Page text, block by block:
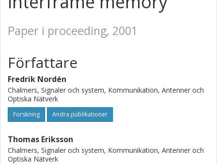
Paper i proceeding, 2001
Författare
Fredrik Nordén
Chalmers, Signaler och system, Kommunikation, Antenner och
Optiska Nätverk
Forskning Andra publikationer
Thomas Eriksson
Chalmers, Signaler och system, Kommunikation, Antenner och
Optiska Nätverk